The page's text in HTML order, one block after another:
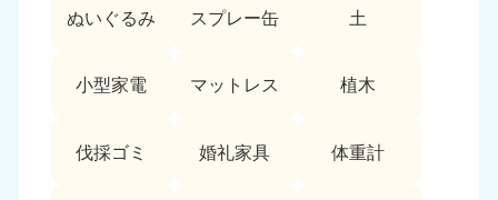
ぬいぐるみ スプレー缶 土
小型家電 マットレス 植木
伐採ゴミ 婚礼家具 体重計
050-1881-5255
9:00〜19:00 年中無休
050-1881-5259
9:00〜19:00 年中無休
静岡県 長野県